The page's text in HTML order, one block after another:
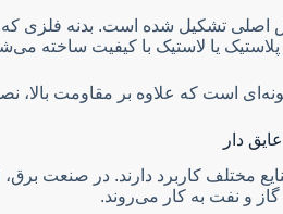
تشکیل شده است. بدنه فلزی که
پلاستیک یا لاستیک با کیفیت
است که علاوه بر مقاومت بالا،
دار
مختلف کاربرد دارند. در صنعت
و نفت به کار می‌روند.